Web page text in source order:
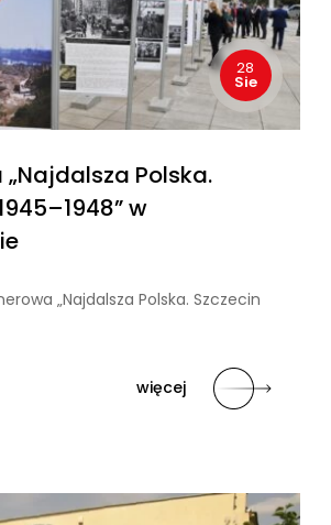
28
Sie
Polska.
w
„Najdalsza Polska. Szczecin
więcej